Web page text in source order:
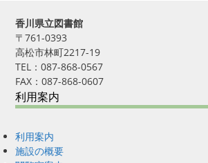
香川県立図書館
〒761-0393
高松市林町2217-19
TEL：087-868-0567
FAX：087-868-0607
利用案内
利用案内
施設の概要